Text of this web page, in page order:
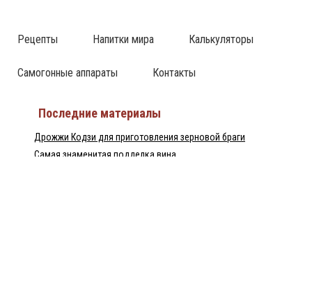
Рецепты Напитки мира Калькуляторы
Самогонные аппараты Контакты
Последние материалы
Дрожжи Кодзи для приготовления зерновой браги
Самая знаменитая подделка вина